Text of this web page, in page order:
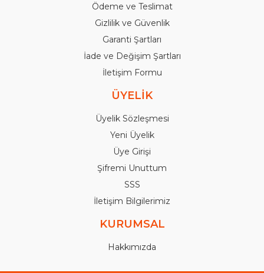
Ödeme ve Teslimat
Gizlilik ve Güvenlik
Garanti Şartları
İade ve Değişim Şartları
İletişim Formu
ÜYELİK
Üyelik Sözleşmesi
Yeni Üyelik
Üye Girişi
Şifremi Unuttum
SSS
İletişim Bilgilerimiz
KURUMSAL
Hakkımızda